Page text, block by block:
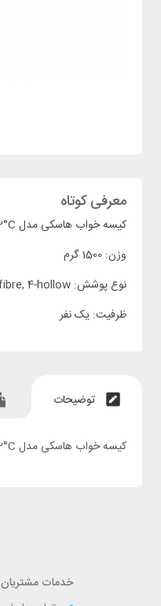
معرفی کوتاه
کیسه خواب هاسکی مدل HUSKY Kids Magic-12°C قرمز
وزن: 1500 گرم
نوع پوشش: Hollowfibre, 4-hollow
ظرفیت: یک نفر
توضیحات
کیسه خواب هاسکی مدل Kids Magic-12°C یک کیسه خواب بی نقص برای فرزندان شما میباشد. این مدل کیسه خواب از قسمت پایین به لطف قسمت جدا شونده میتواند کوتاه یا بلند شود و خواب راحتی را برای شما فراهم سازد.
خدمات مشتریان